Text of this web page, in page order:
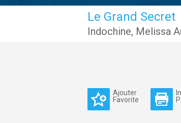
Le Grand Secret
Indochine, Melissa
Ajouter
Favorite